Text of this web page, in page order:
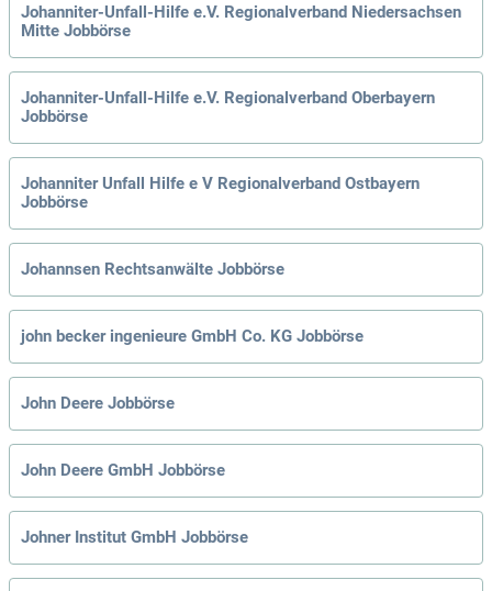
Johanniter-Unfall-Hilfe e.V. Regionalverband Niedersachsen
Mitte Jobbörse
Johanniter-Unfall-Hilfe e.V. Regionalverband Oberbayern
Jobbörse
Johanniter Unfall Hilfe e V Regionalverband Ostbayern
Jobbörse
Johannsen Rechtsanwälte Jobbörse
john becker ingenieure GmbH Co. KG Jobbörse
John Deere Jobbörse
John Deere GmbH Jobbörse
Johner Institut GmbH Jobbörse